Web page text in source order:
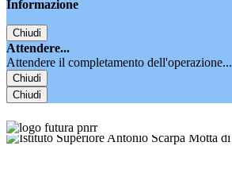
Informazione
Chiudi
Attendere...
Attendere il completamento dell'operazione...
Chiudi
Chiudi